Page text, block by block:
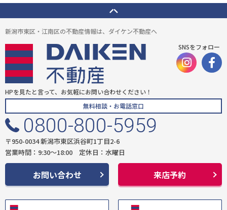
新潟市東区・江南区の不動産情報は、ダイケン不動産へ
SNSをフォロー
HPを見たと言って、お気軽にお問い合わせください！
無料相談・お電話窓口
0800-800-5959
〒950-0034 新潟市東区浜谷町1丁目2-6
営業時間：9:30〜18:00 定休日：水曜日
お問い合わせ 来店予約